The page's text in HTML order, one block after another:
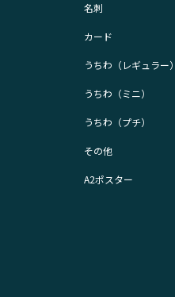
名刺
カード
うちわ（レギュラー）
うちわ（ミニ）
うちわ（プチ）
その他
A2ポスター